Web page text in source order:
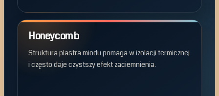
Honeycomb
Struktura plastra miodu pomaga w izolacji termicznej
i często daje czystszy efekt zaciemnienia.